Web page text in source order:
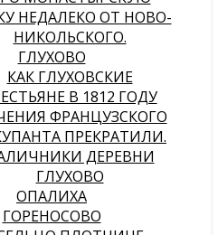
НЕДАЛЕКО ОТ НОВО-
НИКОЛЬСКОГО.
ГЛУХОВО
КАК ГЛУХОВСКИЕ
В 1812 ГОДУ
ФРАНЦУЗСКОГО
ПРЕКРАТИЛИ.
ДЕРЕВНИ
ГЛУХОВО
ОПАЛИХА
ГОРЕНОСОВО